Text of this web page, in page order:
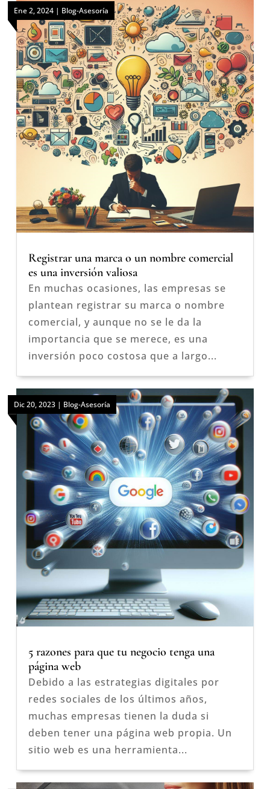
Registrar una marca o un nombre comercial
es una inversión valiosa
Ene 2, 2024| Blog-Asesoría
En muchas ocasiones, las empresas se
plantean registrar su marca o nombre
comercial, y aunque no se le da la
importancia que se merece, es una
inversión poco costosa que a largo...
5 razones para que tu negocio tenga una
página web
Dic 20, 2023| Blog-Asesoría
Debido a las estrategias digitales por
redes sociales de los últimos años,
muchas empresas tienen la duda si
deben tener una página web propia. Un
sitio web es una herramienta...